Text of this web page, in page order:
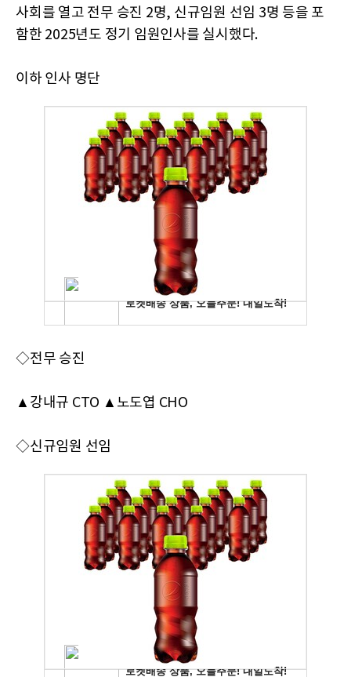
사회를 열고 전무 승진 2명, 신규임원 선임 3명 등을 포
함한 2025년도 정기 임원인사를 실시했다.
이하 인사 명단
◇전무 승진
▲강내규 CTO ▲노도엽 CHO
◇신규임원 선임